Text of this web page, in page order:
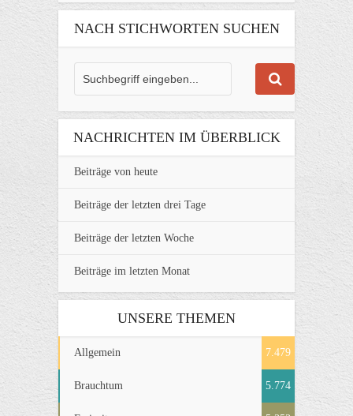
NACH STICHWORTEN SUCHEN
NACHRICHTEN IM ÜBERBLICK
Beiträge von heute
Beiträge der letzten drei Tage
Beiträge der letzten Woche
Beiträge im letzten Monat
UNSERE THEMEN
Allgemein 7.479
Brauchtum 5.774